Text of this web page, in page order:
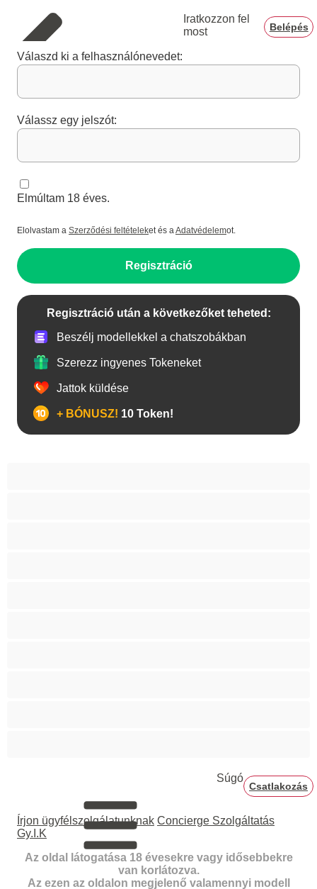
Iratkozzon fel
most
Belépés
Válaszd ki a felhasználónevedet:
Válassz egy jelszót:
Elmúltam 18 éves.
Elolvastam a Szerződési feltételeket és aAdatvédelemot.
Regisztráció
Regisztráció után a következőket teheted:
Beszélj modellekkel a chatszobákban
Szerezz ingyenes Tokeneket
Jattok küldése
+ BÓNUSZ! 10 Token!
Súgó
Csatlakozás
Írjon ügyfélszolgálatunknak Concierge Szolgáltatás
Gy.I.K
Az oldal látogatása 18 évesekre vagy idősebbekre
van korlátozva.
Az ezen az oldalon megjelenő valamennyi modell